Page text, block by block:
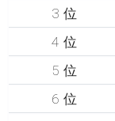
3 位
4 位
5 位
6 位